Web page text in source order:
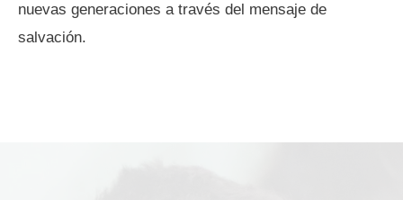
nuevas generaciones a través del mensaje de
salvación.